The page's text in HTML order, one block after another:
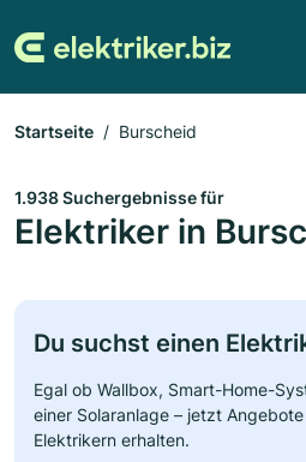
Startseite Burscheid
1.938 Suchergebnisse für
Elektriker in
Du suchst einen
Egal ob Wallbox, Smart-Home-
einer Solaranlage – jetzt
Elektrikern erhalten.